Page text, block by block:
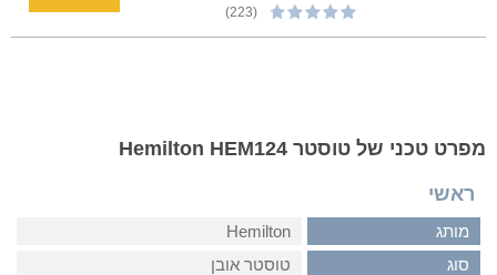
(223)
מפרט טכני של טוסטר Hemilton HEM124
ראשי
מותג
Hemilton
סוג
טוסטר אובן